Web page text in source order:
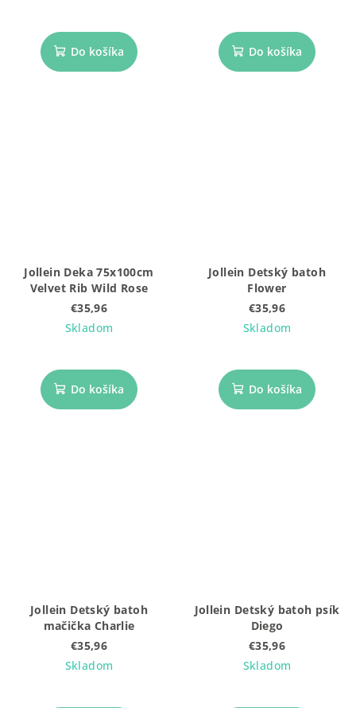
Do košíka Do košíka
Jollein Deka 75x100cm
Velvet Rib Wild Rose
€35,96
Skladom
Do košíka
Jollein Detský batoh
Flower
€35,96
Skladom
Do košíka
Jollein Detský batoh
mačička Charlie
€35,96
Skladom
Jollein Detský batoh psík
Diego
€35,96
Skladom